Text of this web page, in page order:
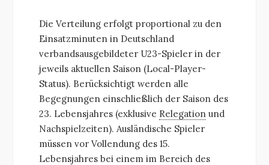
Die Verteilung erfolgt proportional zu den
Einsatzminuten in Deutschland
verbandsausgebildeter U23-Spieler in der
jeweils aktuellen Saison (Local-Player-
Status). Berücksichtigt werden alle
Begegnungen einschließlich der Saison des
23. Lebensjahres (exklusive Relegation und
Nachspielzeiten). Ausländische Spieler
müssen vor Vollendung des 15.
Lebensjahres bei einem im Bereich des